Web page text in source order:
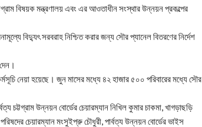
বিষয়ক মন্ত্রণালয় এবং এর আওতাধীন সংস্থার উন্নয়ন প্রকল্পের
বিদ্যুৎ সরবরাহ নিশ্চিত করার জন্য সৌর প্যানেল বিতরণের নির্দেশ
নেয়া হয়েছে। জুন মাসের মধ্যে ৪২ হাজার ৫০০ পরিবারের মধ্যে সৌর
চট্টগ্রাম উন্নয়ন বোর্ডের চেয়ারম্যান নিখিল কুমার চাকমা, খাগড়াছড়ি
পরিষদের চেয়ারম্যান মংসুইপ্রু চৌধুরী, পার্বত্য উন্নয়ন বোর্ডের ভাইস